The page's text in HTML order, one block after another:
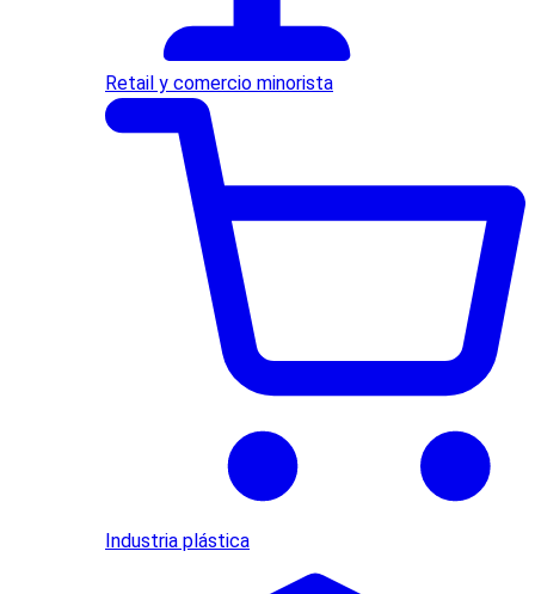
Retail y comercio minorista
Industria plástica